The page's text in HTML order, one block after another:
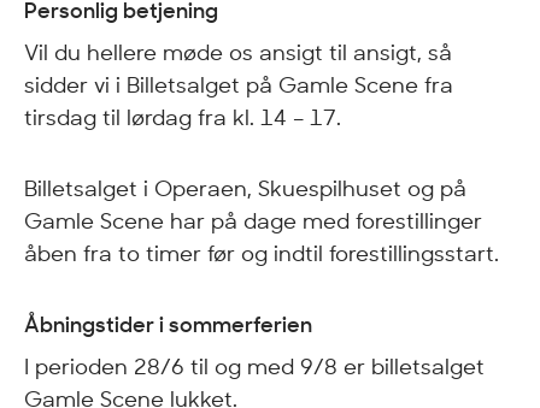
Personlig betjening
Vil du hellere møde os ansigt til ansigt, så
sidder vi i Billetsalget på Gamle Scene fra
tirsdag til lørdag fra kl. 14 – 17.
Billetsalget i Operaen, Skuespilhuset og på
Gamle Scene har på dage med forestillinger
åben fra to timer før og indtil forestillingsstart.
Åbningstider i sommerferien
I perioden 28/6 til og med 9/8 er billetsalget
Gamle Scene lukket.